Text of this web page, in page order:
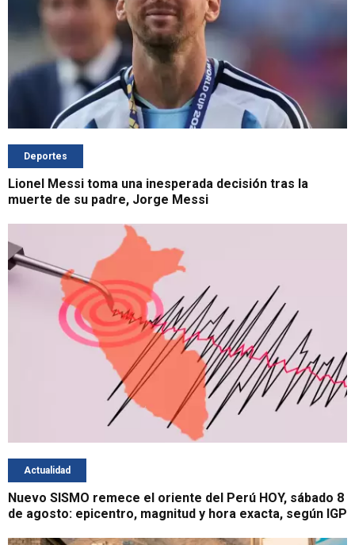
Deportes
Lionel Messi toma una inesperada decisión tras la
muerte de su padre, Jorge Messi
Actualidad
Nuevo SISMO remece el oriente del Perú HOY, sábado 8
de agosto: epicentro, magnitud y hora exacta, según IGP